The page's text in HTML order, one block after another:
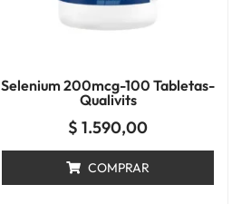
Selenium 200mcg-100 Tabletas-
Qualivits
$ 1.590,00
COMPRAR